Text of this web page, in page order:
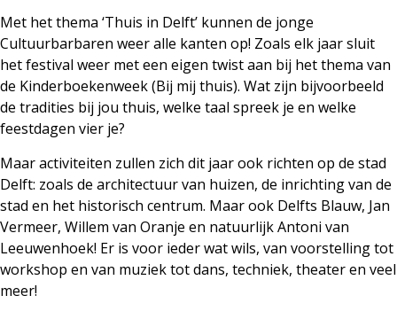
Met het thema ‘Thuis in Delft’ kunnen de jonge
Cultuurbarbaren weer alle kanten op! Zoals elk jaar sluit
het festival weer met een eigen twist aan bij het thema van
de Kinderboekenweek (Bij mij thuis). Wat zijn bijvoorbeeld
de tradities bij jou thuis, welke taal spreek je en welke
feestdagen vier je?
Maar activiteiten zullen zich dit jaar ook richten op de stad
Delft: zoals de architectuur van huizen, de inrichting van de
stad en het historisch centrum. Maar ook Delfts Blauw, Jan
Vermeer, Willem van Oranje en natuurlijk Antoni van
Leeuwenhoek! Er is voor ieder wat wils, van voorstelling tot
workshop en van muziek tot dans, techniek, theater en veel
meer!